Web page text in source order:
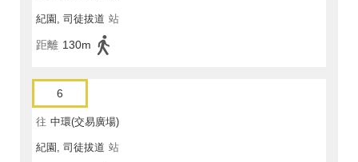
紀園, 司徒拔道 站
距離 130m
6
往 中環(交易廣場)
紀園, 司徒拔道 站